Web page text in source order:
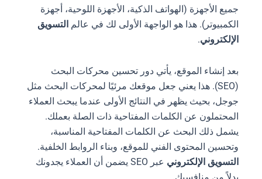
جميع الأجهزة (الهواتف الذكية، الأجهزة اللوحية، أجهزة
الكمبيوتر). هذا هو الواجهة الأولى لك في عالمالتسويق
الإلكتروني.
بعد إنشاء الموقع، يأتي دور تحسين محركات البحث
(SEO). هذا يعني جعل موقعك مرئيًا لمحركات البحث مثل
جوجل، بحيث يظهر في النتائج الأولى عندما يبحث العملاء
المحتملون عن الكلمات المفتاحية ذات الصلة بعملك.
يشمل ذلك البحث عن الكلمات المفتاحية المناسبة،
وتحسين المحتوى الفني للموقع، وبناء الروابط الخلفية.
التسويق الإلكتروني
عبر SEO يضمن أن العملاء يجدونك